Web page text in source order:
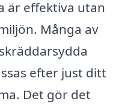
är effektiva utan
Många av
efter just ditt
Det gör det